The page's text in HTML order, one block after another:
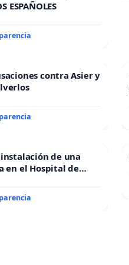
ESPAÑOLES
contra Asier y
de una
en el Hospital de